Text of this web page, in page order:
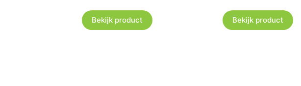
Bekijk product Bekijk product